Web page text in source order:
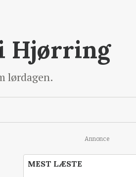
Hjørring
lørdagen.
Annonce
MEST LÆSTE